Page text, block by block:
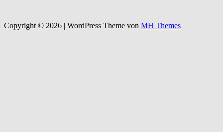
Copyright © 2026 | WordPress Theme von MH Themes